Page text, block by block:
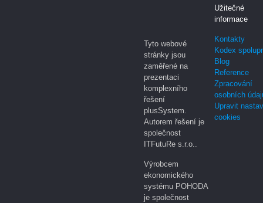
Tyto webové
stránky jsou
zaměřené na
prezentaci
komplexního
řešení
plusSystem.
Autorem řešení je
společnost
ITFutuRe s.r.o..
Výrobcem
ekonomického
systému POHODA
je společnost
Užitečné
informace
Kontakty
Kodex
Blog
Reference
Zpracování
osobních
Upravit
cookies